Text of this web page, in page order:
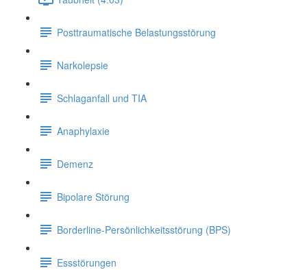
Posttraumatische Belastungsstörung
Narkolepsie
Schlaganfall und TIA
Anaphylaxie
Demenz
Bipolare Störung
Borderline-Persönlichkeitsstörung (BPS)
Essstörungen